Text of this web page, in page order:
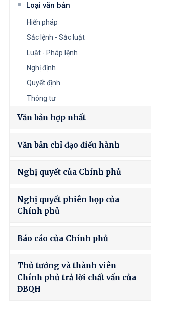
Loại văn bản
Hiến pháp
Sắc lệnh - Sắc luật
Luật - Pháp lệnh
Nghị định
Quyết định
Thông tư
Văn bản hợp nhất
Văn bản chỉ đạo điều hành
Nghị quyết của Chính phủ
Nghị quyết phiên họp của
Chính phủ
Báo cáo của Chính phủ
Thủ tướng và thành viên
Chính phủ trả lời chất vấn của
ĐBQH